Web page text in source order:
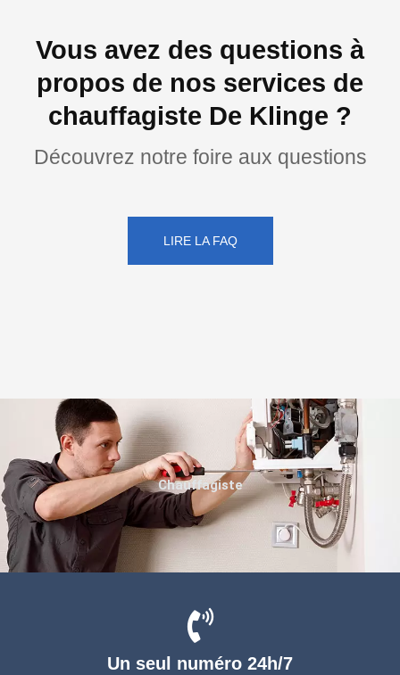
Vous avez des questions à
propos de nos services de
chauffagiste De Klinge ?
Découvrez notre foire aux questions
LIRE LA FAQ
Un seul numéro 24h/7
Chauffagiste